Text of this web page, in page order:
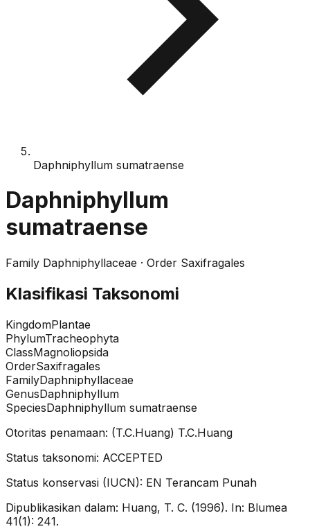
Daphniphyllum sumatraense
Daphniphyllum
sumatraense
Family Daphniphyllaceae · Order Saxifragales
Klasifikasi Taksonomi
KingdomPlantae
PhylumTracheophyta
ClassMagnoliopsida
OrderSaxifragales
FamilyDaphniphyllaceae
GenusDaphniphyllum
SpeciesDaphniphyllum sumatraense
Otoritas penamaan: (T.C.Huang) T.C.Huang
Status taksonomi: ACCEPTED
Status konservasi (IUCN): EN Terancam Punah
Dipublikasikan dalam: Huang, T. C. (1996). In: Blumea
41(1): 241.